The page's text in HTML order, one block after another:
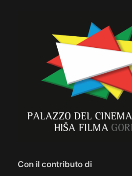
Con il contributo di